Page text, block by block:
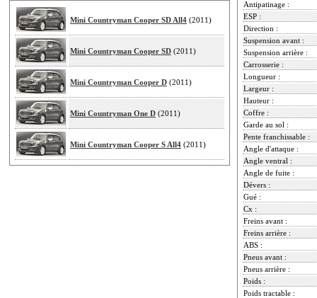
Mini Countryman Cooper SD All4 (2011)
Mini Countryman Cooper SD (2011)
Mini Countryman Cooper D (2011)
Mini Countryman One D (2011)
Mini Countryman Cooper S All4 (2011)
Antipatinage :
ESP :
Direction :
Suspension avant :
Suspension arrière :
Carrosserie :
Longueur :
Largeur :
Hauteur :
Coffre :
Garde au sol :
Pente franchissable :
Angle d'attaque :
Angle ventral :
Angle de fuite :
Dévers :
Gué :
Cx :
Freins avant :
Freins arrière :
ABS :
Pneus avant :
Pneus arrière :
Poids :
Poids tractable :